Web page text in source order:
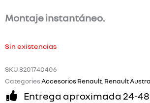
Montaje instantáneo.
Sin existencias
SKU8201740406
CategoriesAccesorios Renault Renault
Entrega aproximada 24-